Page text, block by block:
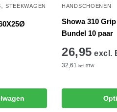
, STEEKWAGEN
HANDSCHOENEN
Showa 310
Bundel 10 paar
26,95 excl.
32,61 incl. BTW
product